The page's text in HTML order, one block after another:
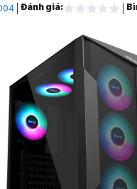
(E5-2686 V4/X99/32GB
sản phẩm
(E5-2686 V4/X99/32GB
VND
8.399.000 VND
Tiết kiệm
Đánh giá: